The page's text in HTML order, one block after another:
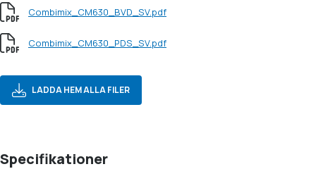
Combimix_CM630_BVD_SV.pdf
Combimix_CM630_PDS_SV.pdf
LADDA HEM ALLA FILER
Specifikationer